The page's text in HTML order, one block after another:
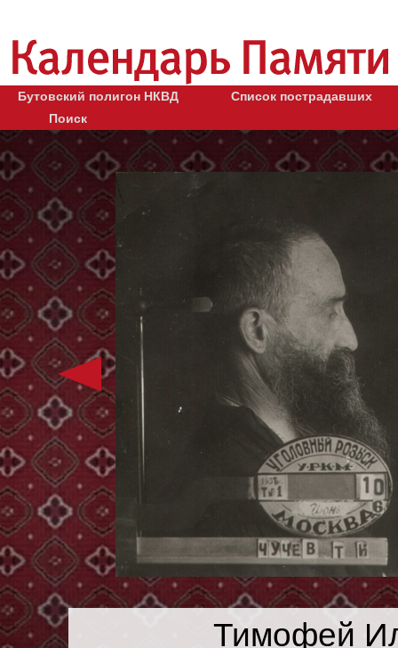
Бутовский полигон НКВД
Список пострадавших
Поиск
Тимофей